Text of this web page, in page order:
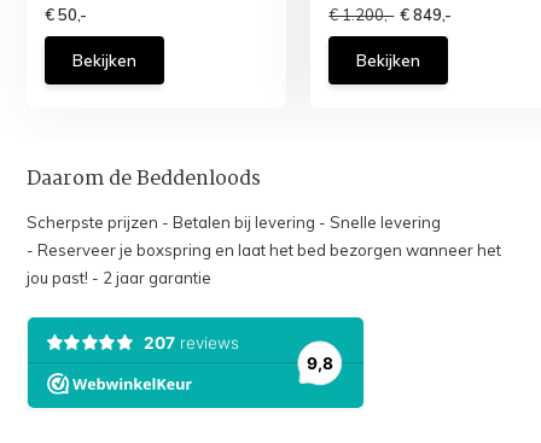
€ 50,-
Bekijken
€ 1.200,- € 849,-
Bekijken
Daarom de Beddenloods
Scherpste prijzen - Betalen bij levering - Snelle levering
- Reserveer je boxspring en laat het bed bezorgen wanneer het
jou past! - 2 jaar garantie